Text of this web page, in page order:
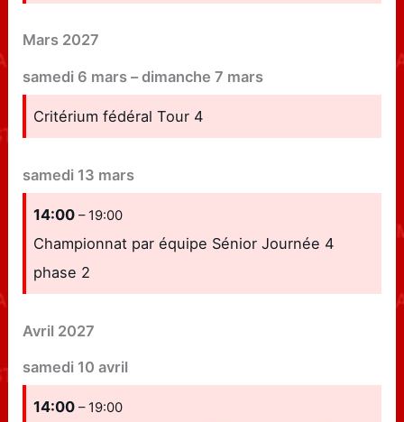
Mars 2027
samedi 6 mars –dimanche 7 mars
Critérium fédéral Tour 4
samedi 13 mars
14:00– 19:00
Championnat par équipe Sénior Journée 4
phase 2
Avril 2027
samedi 10 avril
14:00– 19:00